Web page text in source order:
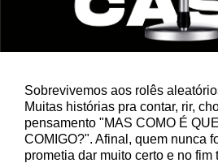
Sobrevivemos aos rolês
Muitas histórias pra contar, rir,
pensamento "MAS COMO É
COMIGO?". Afinal, quem nunca
prometia dar muito certo e no fim